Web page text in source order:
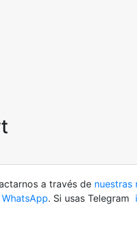
a través de nuestras
WhatsApp. Si usas Telegram